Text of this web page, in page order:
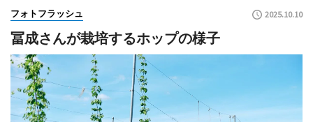
フォトフラッシュ 2025.10.10
冨成さんが栽培するホップの様子